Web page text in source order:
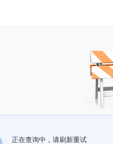
正在查询中，请刷新重试